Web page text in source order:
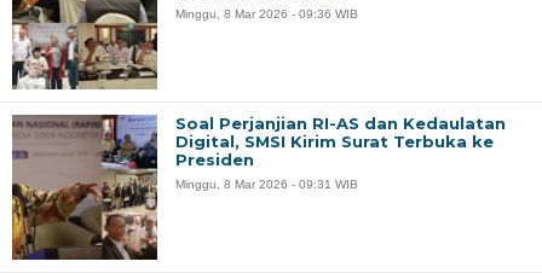
Minggu, 8 Mar 2026 - 09:36 WIB
Soal Perjanjian RI-AS dan Kedaulatan
Digital, SMSI Kirim Surat Terbuka ke
Presiden
Minggu, 8 Mar 2026 - 09:31 WIB